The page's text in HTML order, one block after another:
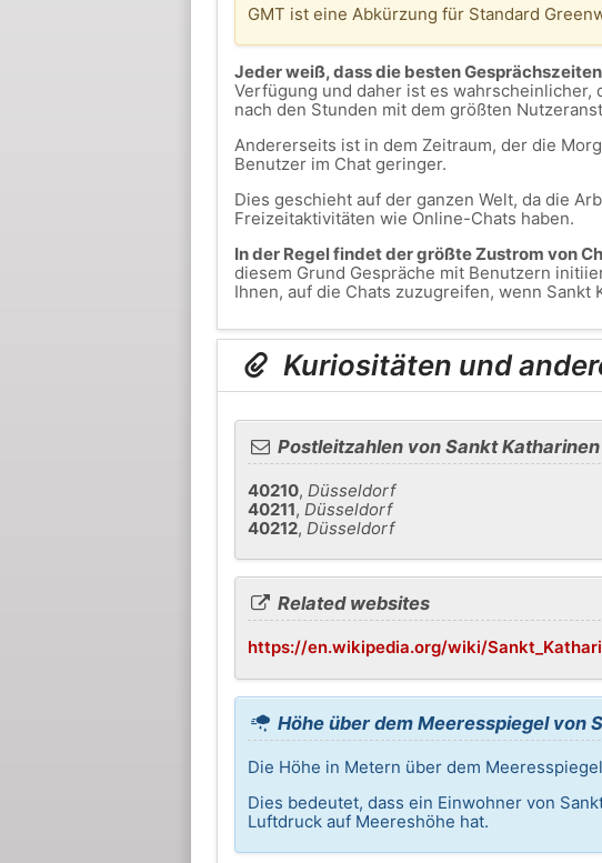
GMT ist eine Abkürzung für Standard
Jeder weiß, dass die besten
Verfügung und daher ist es wahrscheinlicher,
nach den Stunden mit dem größten
Andererseits ist in dem Zeitraum, der die
Benutzer im Chat geringer.
Dies geschieht auf der ganzen Welt, da die
Freizeitaktivitäten wie Online-Chats haben.
In der Regel findet der größte Zustrom von
diesem Grund Gespräche mit Benutzern
Ihnen, auf die Chats zuzugreifen, wenn Sankt
Kuriositäten und
Postleitzahlen von Sankt Katharinen
40210, Düsseldorf
40211, Düsseldorf
40212, Düsseldorf
Related websites
https://en.wikipedia.org/wiki/
Höhe über dem Meeresspiegel von
Die Höhe in Metern über dem
Dies bedeutet, dass ein Einwohner von
Luftdruck auf Meereshöhe hat.